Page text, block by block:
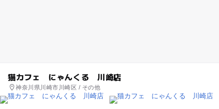
猫カフェ にゃんくる 川崎店
神奈川県川崎市川崎区 / その他